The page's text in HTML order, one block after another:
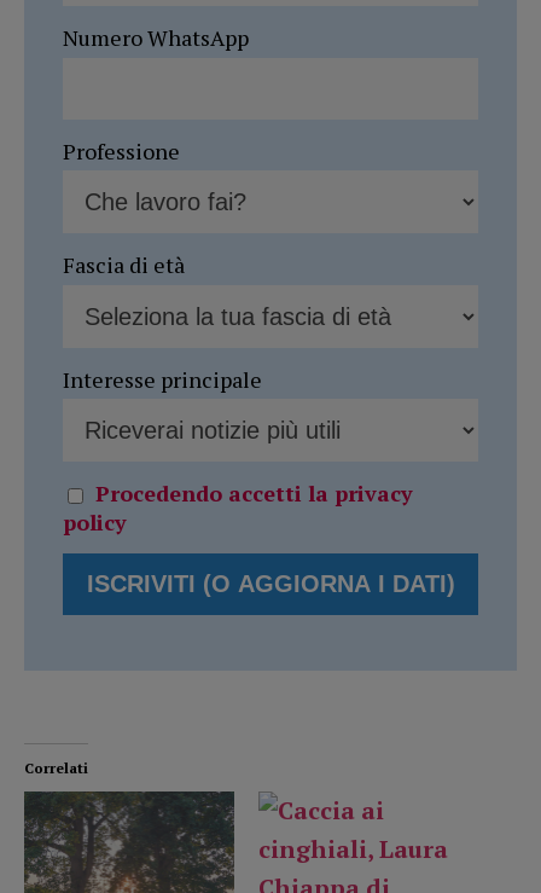
Numero WhatsApp
Professione
Fascia di età
Interesse principale
Procedendo accetti la privacy
policy
Correlati